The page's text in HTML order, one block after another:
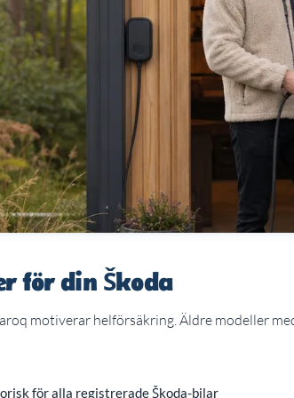
för din Škoda
motiverar helförsäkring. Äldre modeller
för alla registrerade Škoda-bilar